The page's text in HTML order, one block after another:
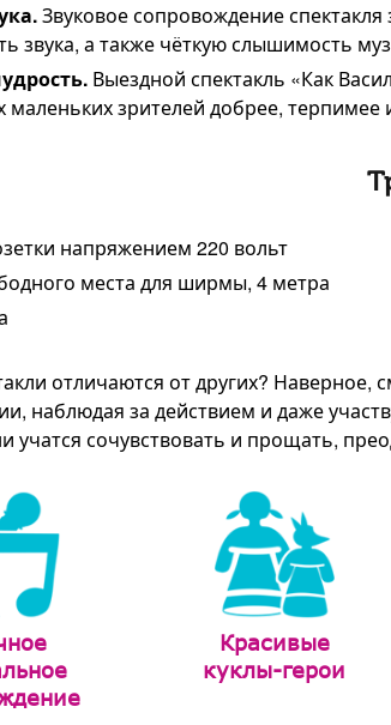
Звуковое сопровождение
звука, а также чёткую слышимость
Выездной спектакль «Как
маленьких зрителей добрее, терпимее
напряжением 220 вольт
места для ширмы, 4 метра
отличаются от других?
наблюдая за действием и даже
учатся сочувствовать и прощать,
Красивые
куклы-герои